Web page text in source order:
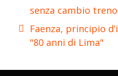
senza cambio treno
Faenza, principio
"80 anni di Lima"